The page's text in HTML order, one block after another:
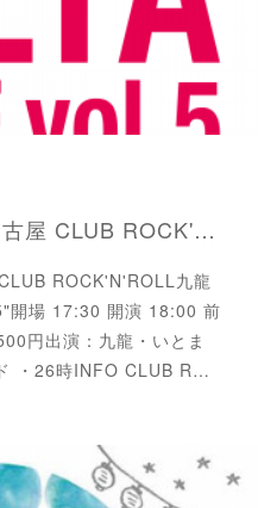
2018年09月09日(日) 名古屋 CLUB ROCK'N'ROLL
ROCK'N'ROLL九龍
開場 17:30 開演 18:00 前
円出演：九龍・いとま
・26時INFO CLUB R…